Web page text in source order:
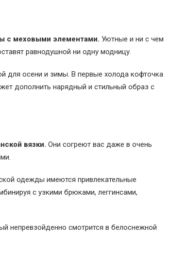
с меховыми элементами. Уютные и ни с чем
равнодушной ни одну модницу.
для осени и зимы. В первые холода кофточка
дополнить нарядный и стильный образ с
вязки. Они согреют вас даже в очень
одежды имеются привлекательные
с узкими брюками, леггинсами,
непревзойденно смотрится в белоснежной